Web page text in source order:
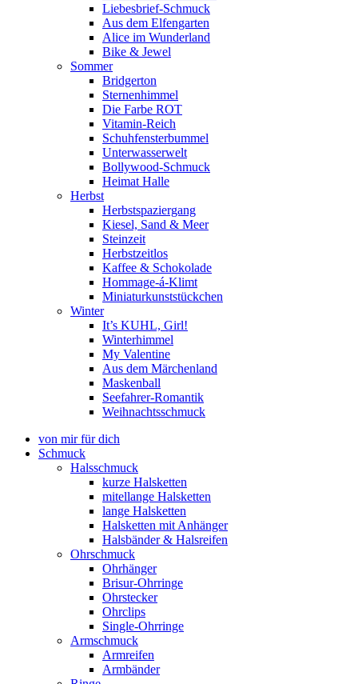
Liebesbrief-Schmuck
Aus dem Elfengarten
Alice im Wunderland
Bike & Jewel
Sommer
Bridgerton
Sternenhimmel
Die Farbe ROT
Vitamin-Reich
Schuhfensterbummel
Unterwasserwelt
Bollywood-Schmuck
Heimat Halle
Herbst
Herbstspaziergang
Kiesel, Sand & Meer
Steinzeit
Herbstzeitlos
Kaffee & Schokolade
Hommage-á-Klimt
Miniaturkunststückchen
Winter
It’s KUHL, Girl!
Winterhimmel
My Valentine
Aus dem Märchenland
Maskenball
Seefahrer-Romantik
Weihnachtsschmuck
von mir für dich
Schmuck
Halsschmuck
kurze Halsketten
mitellange Halsketten
lange Halsketten
Halsketten mit Anhänger
Halsbänder & Halsreifen
Ohrschmuck
Ohrhänger
Brisur-Ohrringe
Ohrstecker
Ohrclips
Single-Ohrringe
Armschmuck
Armreifen
Armbänder